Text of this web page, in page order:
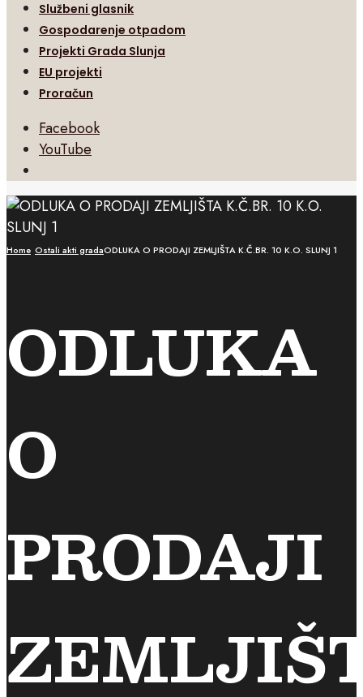
Službeni glasnik
Gospodarenje otpadom
Projekti Grada Slunja
EU projekti
Proračun
Facebook
YouTube
Search
Window
Home Ostali akti gradaODLUKA O PRODAJI ZEMLJIŠTA K.Č.BR. 10 K.O. SLUNJ 1
ODLUKA
O
PRODAJI